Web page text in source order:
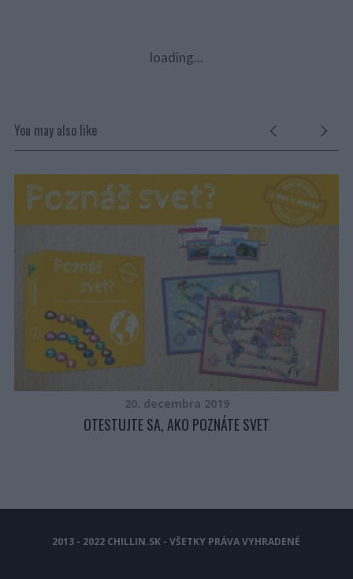
loading...
You may also like
20. decembra 2019
OTESTUJTE SA, AKO POZNÁTE SVET
2013 - 2022 CHILLIN.SK - VŠETKY PRÁVA VYHRADENÉ